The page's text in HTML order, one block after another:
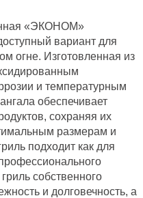
«ЭКОНОМ»
вариант для
огне. Изготовленная из
и температурным
обеспечивает
сохраняя их
размерам и
подходит как для
собственного
и долговечность, а